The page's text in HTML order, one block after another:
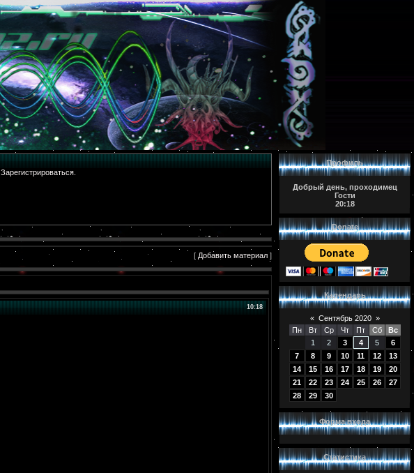
[ Добавить материал ]
10:18
Профиль
Добрый день, проходимец
Гости
20:18
Donate
Календарь
« Сентябрь 2020 »
Пн
Вт Ср Чт Пт Сб
Вс
1
2 3 4 5
6
7
8 9 10 11 12
13
14
15 16 17 18 19
20
21
22 23 24 25 26
27
28
29 30
Форма входа
Статистика